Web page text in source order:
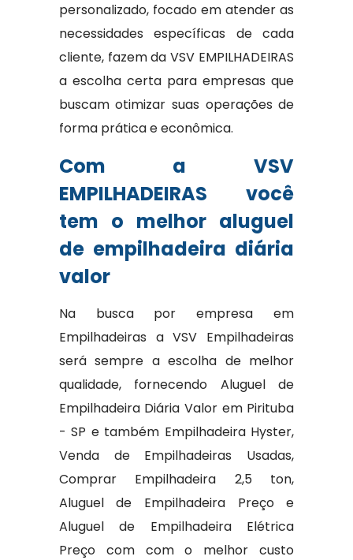
personalizado, focado em atender as
necessidades específicas de cada
cliente, fazem da VSV EMPILHADEIRAS
a escolha certa para empresas que
buscam otimizar suas operações de
forma prática e econômica.
Com a VSV
EMPILHADEIRAS você
tem o melhor aluguel
de empilhadeira diária
valor
Na busca por empresa em
Empilhadeiras a VSV Empilhadeiras
será sempre a escolha de melhor
qualidade, fornecendo Aluguel de
Empilhadeira Diária Valor em Pirituba
- SP e também Empilhadeira Hyster,
Venda de Empilhadeiras Usadas,
Comprar Empilhadeira 2,5 ton,
Aluguel de Empilhadeira Preço e
Aluguel de Empilhadeira Elétrica
Preço com com o melhor custo